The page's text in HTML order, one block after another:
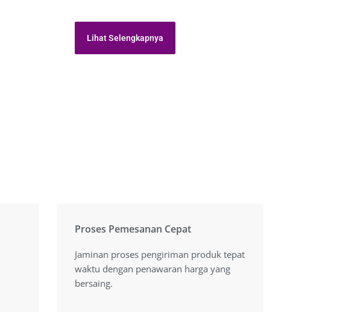
Lihat Selengkapnya
Proses Pemesanan Cepat
Jaminan proses pengiriman produk tepat
waktu dengan penawaran harga yang
bersaing.
Proses Pemesanan Cepat
Jaminan proses pengiriman produk tepat
waktu dengan penawaran harga yang
bersaing.